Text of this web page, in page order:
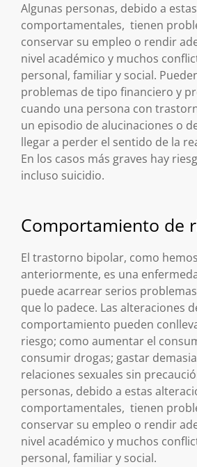
Algunas personas, debido a
comportamentales, tienen
conservar su empleo o rendir
nivel académico y muchos
personal, familiar y social.
problemas de tipo financiero y
cuando una persona con
un episodio de alucinaciones o
llegar a perder el sentido de la
En los casos más graves hay
incluso suicidio.
Comportamiento de
El trastorno bipolar, como
anteriormente, es una
puede acarrear serios
que lo padece. Las alteraciones
comportamiento pueden
riesgo; como aumentar el
consumir drogas; gastar
relaciones sexuales sin
personas, debido a estas
comportamentales, tienen
conservar su empleo o rendir
nivel académico y muchos
personal, familiar y social.